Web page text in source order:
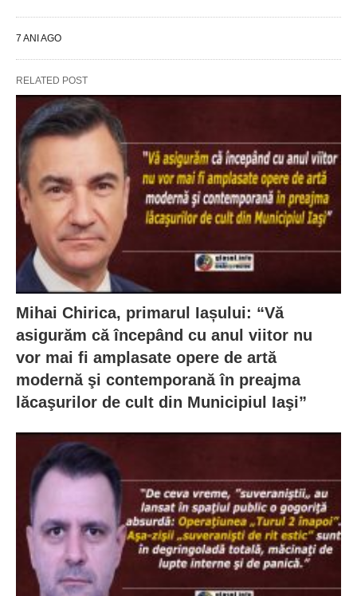
7 ANI AGO
RELATED POST
Mihai Chirica, primarul Iașului: “Vă
asigurăm că începând cu anul viitor nu
vor mai fi amplasate opere de artă
modernă şi contemporană în preajma
lăcaşurilor de cult din Municipiul Iaşi”